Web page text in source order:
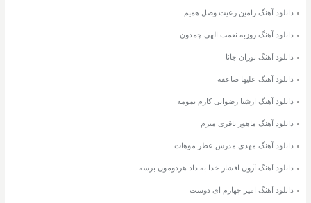
دانلود آهنگ رامین رعیت وصل همیم
دانلود آهنگ روزبه نعمت الهی چمدون
دانلود آهنگ نوران جانا
دانلود آهنگ علیها صاعقه
دانلود آهنگ ارشیا رضوانی کارم تمومه
دانلود آهنگ ماهور باقری میرم
دانلود آهنگ مهدی مدرس عطر موهات
دانلود آهنگ آرون افشار خدا به داد هردومون برسه
دانلود آهنگ امیر چهارم ای دوست